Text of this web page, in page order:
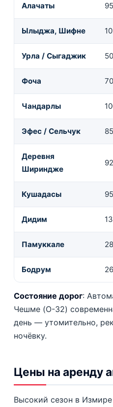
Алачаты 95
Ылыджа, Шифне
Урла / Сыгаджик 50
Фоча 70
Чандарлы
Эфес / Сельчук 85
Деревня
Шириндже
92
Кушадасы 95
Дидим
Памуккале
Бодрум
Состояние дорог:
Чешме (O-32)
день — утомительно,
ночёвку.
Цены на аренду
Высокий сезон в